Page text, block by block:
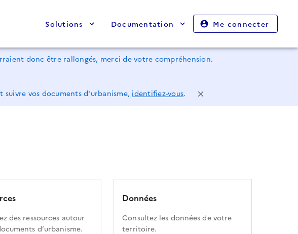
Solutions Documentation Me connecter
donc être rallongés, merci de votre compréhension.
vos documents d'urbanisme, identifiez-vous.
des ressources autour
d’urbanisme.
Données
Consultez les données de votre
territoire.